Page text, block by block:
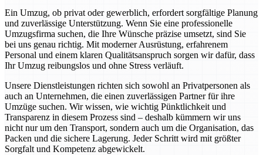
Ein Umzug, ob privat oder gewerblich, erfordert sorgfältige Planung
und zuverlässige Unterstützung. Wenn Sie eine professionelle
Umzugsfirma suchen, die Ihre Wünsche präzise umsetzt, sind Sie
bei uns genau richtig. Mit moderner Ausrüstung, erfahrenem
Personal und einem klaren Qualitätsanspruch sorgen wir dafür, dass
Ihr Umzug reibungslos und ohne Stress verläuft.
Unsere Dienstleistungen richten sich sowohl an Privatpersonen als
auch an Unternehmen, die einen zuverlässigen Partner für ihre
Umzüge suchen. Wir wissen, wie wichtig Pünktlichkeit und
Transparenz in diesem Prozess sind – deshalb kümmern wir uns
nicht nur um den Transport, sondern auch um die Organisation, das
Packen und die sichere Lagerung. Jeder Schritt wird mit größter
Sorgfalt und Kompetenz abgewickelt.